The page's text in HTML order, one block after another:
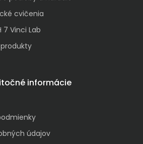
cvičenia
7 Vinci Lab
informácie
údajov